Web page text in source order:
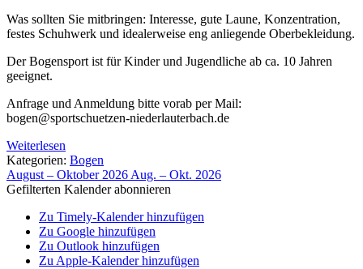
Was sollten Sie mitbringen: Interesse, gute Laune, Konzentration,
festes Schuhwerk und idealerweise eng anliegende Oberbekleidung.
Der Bogensport ist für Kinder und Jugendliche ab ca. 10 Jahren
geeignet.
Anfrage und Anmeldung bitte vorab per Mail:
bogen@sportschuetzen-niederlauterbach.de
Weiterlesen
Kategorien: Bogen
August – Oktober 2026 Aug. – Okt. 2026
Gefilterten Kalender abonnieren
Zu Timely-Kalender hinzufügen
Zu Google hinzufügen
Zu Outlook hinzufügen
Zu Apple-Kalender hinzufügen